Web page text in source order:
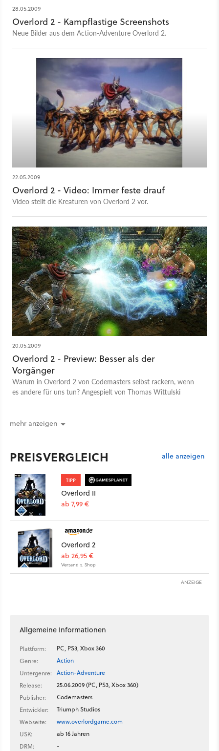
28.05.2009
Overlord 2 - Kampflastige Screenshots
Neue Bilder aus dem Action-Adventure Overlord 2.
22.05.2009
Overlord 2 - Video: Immer feste drauf
Video stellt die Kreaturen von Overlord 2 vor.
20.05.2009
Overlord 2 - Preview: Besser als der
Vorgänger
Warum in Overlord 2 von Codemasters selbst rackern, wenn
es andere für uns tun? Angespielt von Thomas Wittulski
mehr anzeigen
PREISVERGLEICH alle anzeigen
TIPP
Overlord II
ab 7,99 €
Overlord 2
ab 26,95 €
Versand s. Shop
ANZEIGE
Allgemeine Informationen
Plattform:
PC, PS3, Xbox 360
Genre:
Action
Untergenre:
Action-Adventure
Release:
25.06.2009 (PC, PS3, Xbox 360)
Publisher:
Codemasters
Entwickler:
Triumph Studios
Webseite:
www.overlordgame.com
USK:
ab 16 Jahren
DRM:
-